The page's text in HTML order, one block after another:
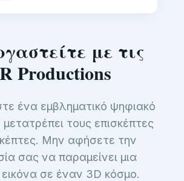
με τις
Productions
ένα εμβληματικό ψηφιακό
μετατρέπει τους επισκέπτες
Μην αφήσετε την
σας να παραμείνει μια
εικόνα σε έναν 3D κόσμο.